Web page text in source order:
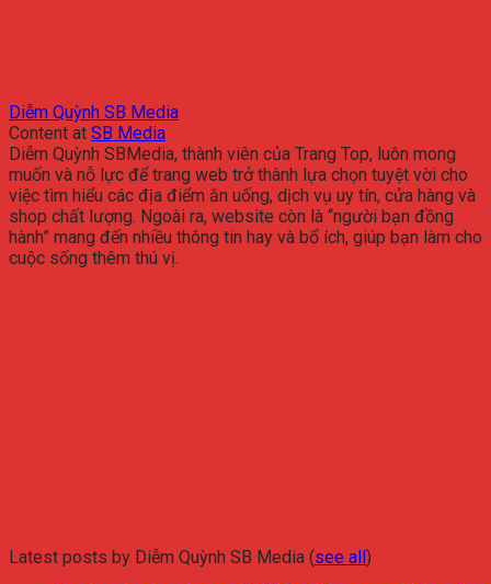
Diễm Quỳnh SB Media
Content at SB Media
Diễm Quỳnh SBMedia, thành viên của Trang Top, luôn mong
muốn và nỗ lực để trang web trở thành lựa chọn tuyệt vời cho
việc tìm hiểu các địa điểm ăn uống, dịch vụ uy tín, cửa hàng và
shop chất lượng. Ngoài ra, website còn là “người bạn đồng
hành” mang đến nhiều thông tin hay và bổ ích, giúp bạn làm cho
cuộc sống thêm thú vị.
Latest posts by Diễm Quỳnh SB Media (see all )